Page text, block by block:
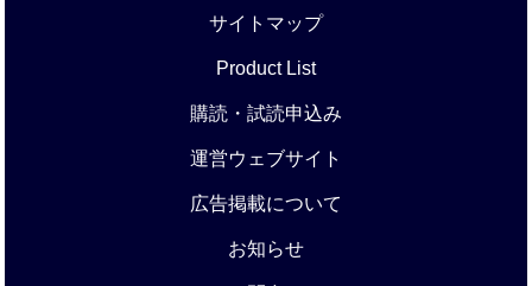
サイトマップ
Product List
購読・試読申込み
運営ウェブサイト
広告掲載について
お知らせ